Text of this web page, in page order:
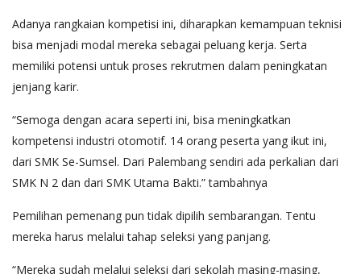
Adanya rangkaian kompetisi ini, diharapkan kemampuan teknisi
bisa menjadi modal mereka sebagai peluang kerja. Serta
memiliki potensi untuk proses rekrutmen dalam peningkatan
jenjang karir.
“Semoga dengan acara seperti ini, bisa meningkatkan
kompetensi industri otomotif. 14 orang peserta yang ikut ini,
dari SMK Se-Sumsel. Dari Palembang sendiri ada perkalian dari
SMK N 2 dan dari SMK Utama Bakti.” tambahnya
Pemilihan pemenang pun tidak dipilih sembarangan. Tentu
mereka harus melalui tahap seleksi yang panjang.
“Mereka sudah melalui seleksi dari sekolah masing-masing,